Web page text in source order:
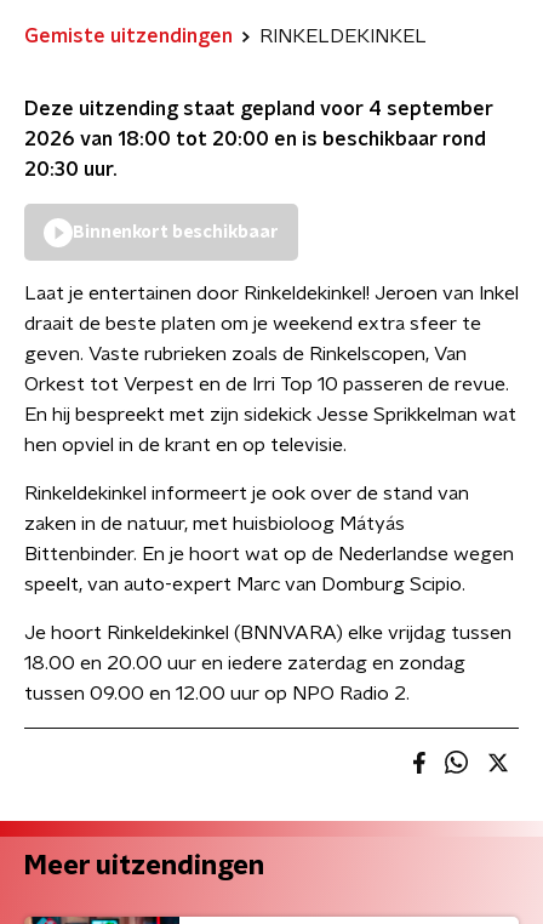
Gemiste uitzendingen RINKELDEKINKEL
Deze uitzending staat gepland voor 4 september
2026 van 18:00 tot 20:00 en is beschikbaar rond
20:30 uur.
Binnenkort beschikbaar
Laat je entertainen door Rinkeldekinkel! Jeroen van Inkel
draait de beste platen om je weekend extra sfeer te
geven. Vaste rubrieken zoals de Rinkelscopen, Van
Orkest tot Verpest en de Irri Top 10 passeren de revue.
En hij bespreekt met zijn sidekick Jesse Sprikkelman wat
hen opviel in de krant en op televisie.
Rinkeldekinkel informeert je ook over de stand van
zaken in de natuur, met huisbioloog Mátyás
Bittenbinder. En je hoort wat op de Nederlandse wegen
speelt, van auto-expert Marc van Domburg Scipio.
Je hoort Rinkeldekinkel (BNNVARA) elke vrijdag tussen
18.00 en 20.00 uur en iedere zaterdag en zondag
tussen 09.00 en 12.00 uur op NPO Radio 2.
Meer uitzendingen